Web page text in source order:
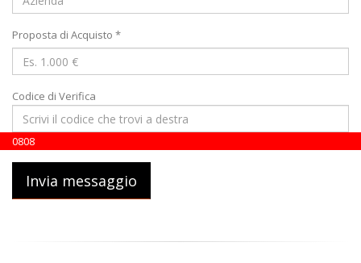
Proposta di Acquisto *
Codice di Verifica
0808